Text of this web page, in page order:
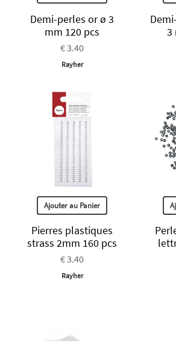
Demi-perles or ø 3
mm 120 pcs
€ 3.40
Rayher
3
Ajouter au Panier
Pierres plastiques
strass 2mm 160 pcs
€ 3.40
Rayher